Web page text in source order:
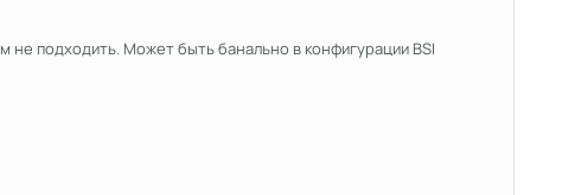
не подходить. Может быть банально в конфигурации BSI